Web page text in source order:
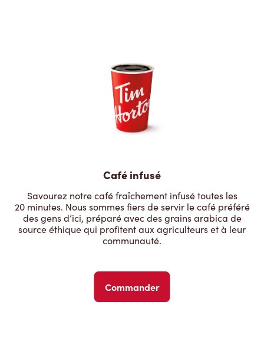
Café infusé
Savourez notre café fraîchement infusé toutes les
20 minutes. Nous sommes fiers de servir le café préféré
des gens d’ici, préparé avec des grains arabica de
source éthique qui profitent aux agriculteurs et à leur
communauté.
Commander